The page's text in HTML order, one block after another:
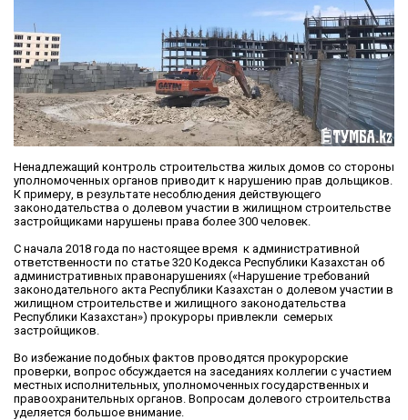
Ненадлежащий контроль строительства жилых домов со стороны
уполномоченных органов приводит к нарушению прав дольщиков.
К примеру, в результате несоблюдения действующего
законодательства о долевом участии в жилищном строительстве
застройщиками нарушены права более 300 человек.
С начала 2018 года по настоящее время к административной
ответственности по статье 320 Кодекса Республики Казахстан об
административных правонарушениях («Нарушение требований
законодательного акта Республики Казахстан о долевом участии в
жилищном строительстве и жилищного законодательства
Республики Казахстан») прокуроры привлекли семерых
застройщиков.
Во избежание подобных фактов проводятся прокурорские
проверки, вопрос обсуждается на заседаниях коллегии с участием
местных исполнительных, уполномоченных государственных и
правоохранительных органов. Вопросам долевого строительства
уделяется большое внимание.